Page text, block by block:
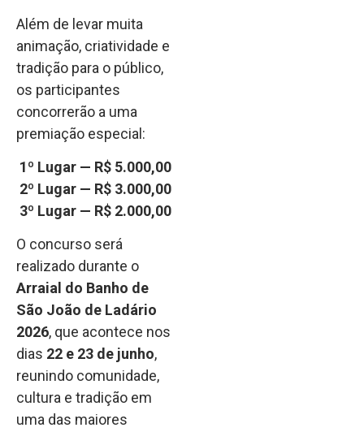
Além de levar muita
animação, criatividade e
tradição para o público,
os participantes
concorrerão a uma
premiação especial:
1º Lugar — R$ 5.000,00
2º Lugar — R$ 3.000,00
3º Lugar — R$ 2.000,00
O concurso será
realizado durante o
Arraial do Banho de
São João de Ladário
2026, que acontece nos
dias 22 e 23 de junho,
reunindo comunidade,
cultura e tradição em
uma das maiores